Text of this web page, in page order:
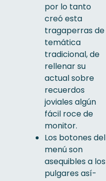
por lo tanto
creó esta
tragaperras de
temática
tradicional, de
rellenar su
actual sobre
recuerdos
joviales algún
fácil roce de
monitor.
Los botones del
menú son
asequibles a los
pulgares así­